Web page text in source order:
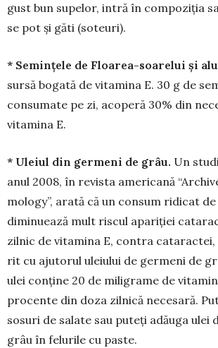
gust bun supelor, intră în com­poziția
se pot și găti (soteuri).
* Semințele de Floarea-soa­relui și
sursă bogată de vitamina E. 30 g de
consumate pe zi, acoperă 30% din
vitamina E.
* Uleiul din germeni de grâu. Un
anul 2008, în re­vis­ta americană
mology”, arată că un con­sum ri­dicat
diminuează mult riscul a­pariției
zilnic de vi­ta­mina E, con­tra
rit cu aju­torul uleiului de ger­meni de
ulei conține 20 de mi­li­grame de
pro­cente din doza zilnică necesară.
sosuri de sa­late sau pu­teți adăuga ulei
grâu în felurile cu paste.